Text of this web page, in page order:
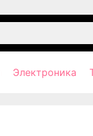
Электроника